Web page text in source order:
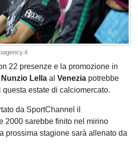
22 presenze e la promozione in
Nunzio Lella al Venezia potrebbe
estate di calciomercato.
da SportChannel il
2000 sarebbe finito nel mirino
prossima stagione sarà allenato da